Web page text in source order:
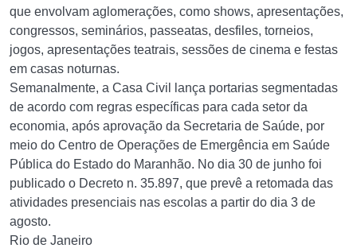
que envolvam aglomerações, como shows, apresentações,
congressos, seminários, passeatas, desfiles, torneios,
jogos, apresentações teatrais, sessões de cinema e festas
em casas noturnas.
Semanalmente, a Casa Civil lança portarias segmentadas
de acordo com regras específicas para cada setor da
economia, após aprovação da Secretaria de Saúde, por
meio do Centro de Operações de Emergência em Saúde
Pública do Estado do Maranhão. No dia 30 de junho foi
publicado o Decreto n. 35.897, que prevê a retomada das
atividades presenciais nas escolas a partir do dia 3 de
agosto.
Rio de Janeiro